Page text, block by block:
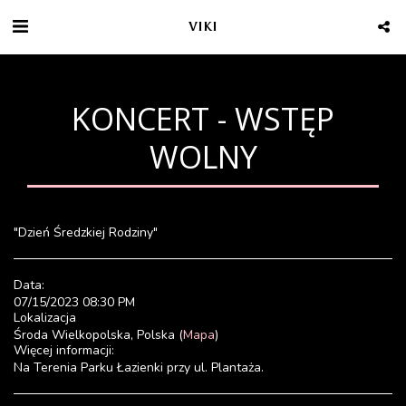
VIKI
KONCERT - WSTĘP
WOLNY
"Dzień Średzkiej Rodziny"
Data:
07/15/2023 08:30 PM
Lokalizacja
Środa Wielkopolska, Polska (Mapa)
Więcej informacji:
Na Terenia Parku Łazienki przy ul. Plantaża.